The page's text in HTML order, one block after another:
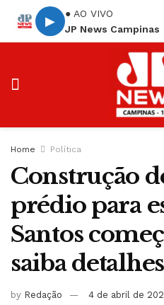
▶
● AO VIVO
JP News Campinas
Home Política
Construção
prédio para
Santos
saiba detalhes
by Redação 4 de abril de